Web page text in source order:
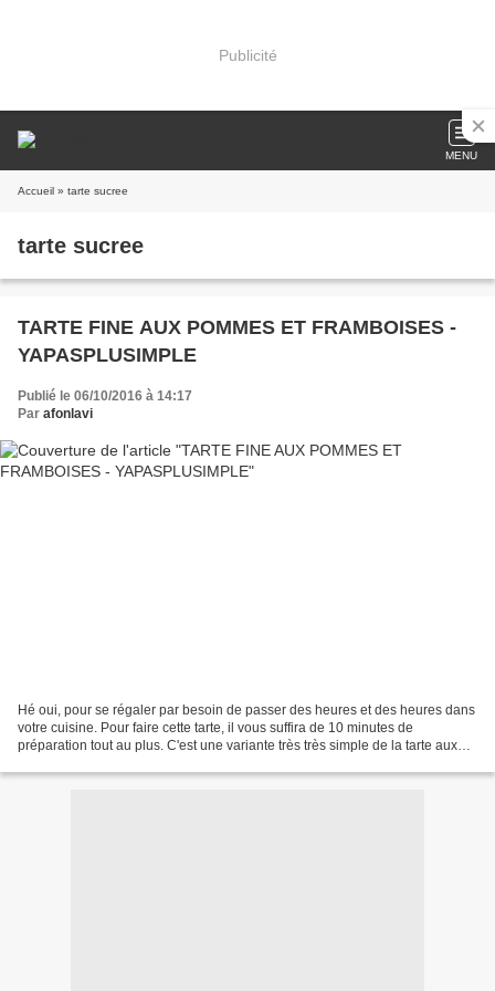
Publicité
MENU
Accueil » tarte sucree
tarte sucree
TARTE FINE AUX POMMES ET FRAMBOISES -
YAPASPLUSIMPLE
Publié le 06/10/2016 à 14:17
Par afonlavi
Hé oui, pour se régaler par besoin de passer des heures et des heures dans
votre cuisine. Pour faire cette tarte, il vous suffira de 10 minutes de
préparation tout au plus. C'est une variante très très simple de la tarte aux